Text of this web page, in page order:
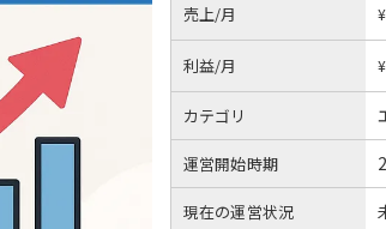
売上/月 ¥
利益/月 ¥
カテゴリ
運営開始時期
現在の運営状況